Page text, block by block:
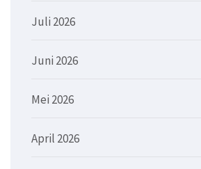
Juli 2026
Juni 2026
Mei 2026
April 2026